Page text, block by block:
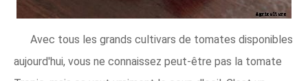
Avec tous les grands cultivars de tomates disponibles
aujourd'hui, vous ne connaissez peut-être pas la tomate